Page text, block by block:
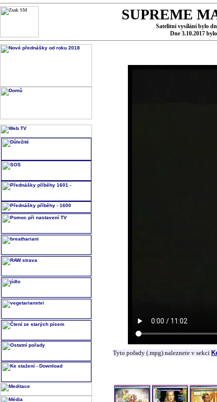
SUPREME
Satelitní vysílání bylo
Dne 3.10.2017
Tyto pořady (.mpg) naleznete v sekci